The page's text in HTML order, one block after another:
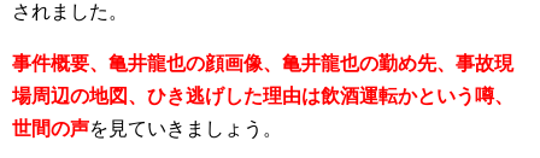
されました。
事件概要、亀井龍也の顔画像、亀井龍也の勤め先、事故現
場周辺の地図、ひき逃げした理由は飲酒運転かという噂、
世間の声を見ていきましょう。